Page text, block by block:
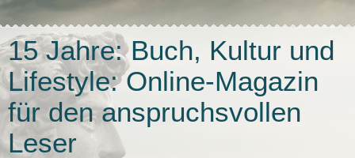
15 Jahre: Buch, Kultur und
Lifestyle: Online-Magazin
für den anspruchsvollen
Leser